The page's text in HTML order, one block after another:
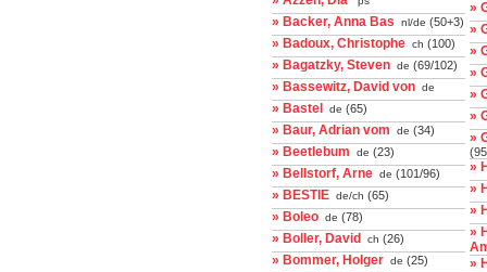
» Backer, Anna Bas nl/de (50+3)
» Badoux, Christophe ch (100)
» Bagatzky, Steven de (69/102)
» Bassewitz, David von de
» Bastel de (65)
» Baur, Adrian vom de (34)
» Beetlebum de (23)
» Bellstorf, Arne de (101/96)
» BESTIE de/ch (65)
» Boleo de (78)
» Boller, David ch (26)
» Bommer, Holger de (25)
»
»
»
»
»
»
»
»
»
»
»
»